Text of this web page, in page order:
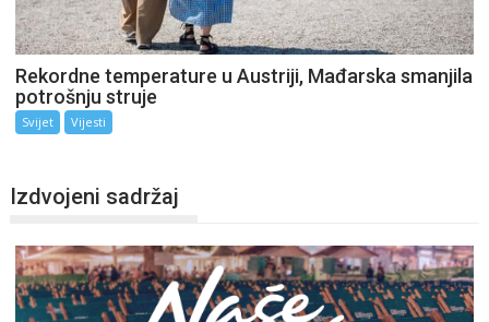
Rekordne temperature u Austriji, Mađarska smanjila
potrošnju struje
Svijet Vijesti
Izdvojeni sadržaj